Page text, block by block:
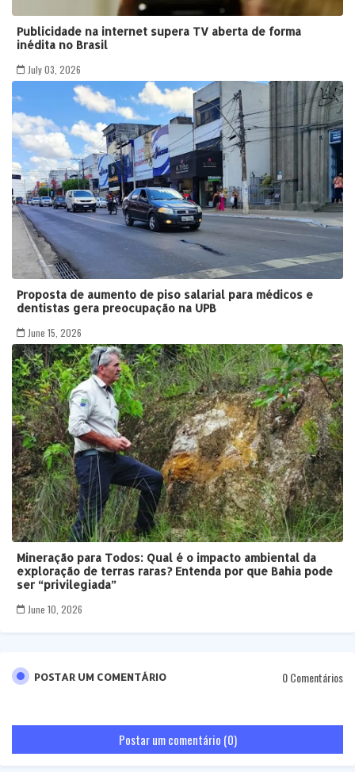
Publicidade na internet supera TV aberta de forma
inédita no Brasil
July 03, 2026
Proposta de aumento de piso salarial para médicos e
dentistas gera preocupação na UPB
June 15, 2026
Mineração para Todos: Qual é o impacto ambiental da
exploração de terras raras? Entenda por que Bahia pode
ser “privilegiada”
June 10, 2026
POSTAR UM COMENTÁRIO 0 Comentários
Postar um comentário (0)